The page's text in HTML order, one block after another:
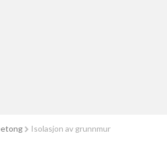
Isolasjon av grunnmur